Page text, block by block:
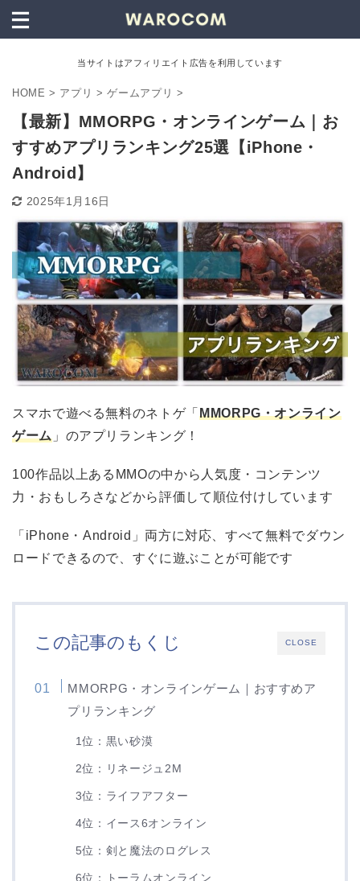
当サイトはアフィリエイト広告を利用しています
HOME > アプリ > ゲームアプリ >
【最新】MMORPG・オンラインゲーム｜お
すすめアプリランキング25選【iPhone・
Android】
2025年1月16日
スマホで遊べる無料のネトゲ「 MMORPG・オンライン
ゲーム」のアプリランキング！
100作品以上あるMMOの中から人気度・コンテンツ
力・おもしろさなどから評価して順位付けしています
「iPhone・Android」両方に対応、すべて無料でダウン
ロードできるので、すぐに遊ぶことが可能です
CLOSE
この記事のもくじ
MMORPG・オンラインゲーム｜おすすめア
プリランキング
1位：黒い砂漠
2位：リネージュ2M
3位：ライフアフター
4位：イース6オンライン
5位：剣と魔法のログレス
6位：トーラムオンライン